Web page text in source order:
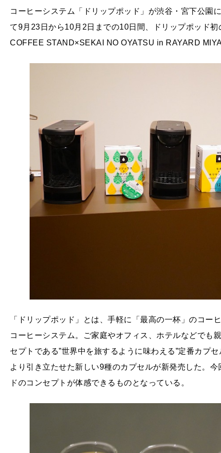
コーヒーシステム「ドリップポッド」が渋谷・宮下公園
て9月23日から10月2日までの10日間、ドリップポッド
COFFEE STAND×SEKAI NO OYATSU in RAYARD
「ドリップポッド」とは、手軽に「最高の一杯」のコ
コーヒーシステム。ご家庭やオフィス、ホテルなどでも
セプトである”世界中を旅するように味わえる”定番カプ
より引き立たせた新しい9種のカプセルが新発売した。
ドのコンセプトが体感できるものとなっている。